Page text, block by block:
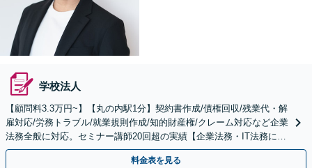
学校法人
【顧問料3.3万円~】【丸の内駅1分】契約書作成/債権回収/残業代・解
雇対応/労務トラブル/就業規則作成/知的財産権/クレーム対応など企業
法務全般に対応。セミナー講師20回超の実績【企業法務・IT法務に精
通】
料金表を見る